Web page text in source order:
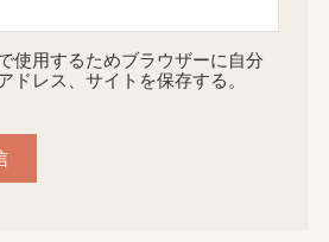
使用するためブラウザーに自分
ドレス、サイトを保存する。